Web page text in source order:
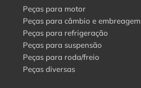
Peças para motor
Peças para câmbio e embreagem
Peças para refrigeração
Peças para suspensão
Peças para roda/freio
Peças diversas